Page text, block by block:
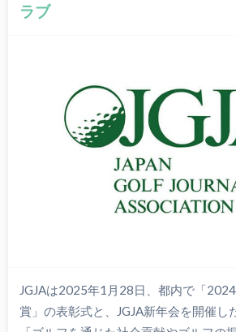
ラブ
JGJAは2025年1月28日、都内で「
賞」の表彰式と、JGJA新年会を開催し